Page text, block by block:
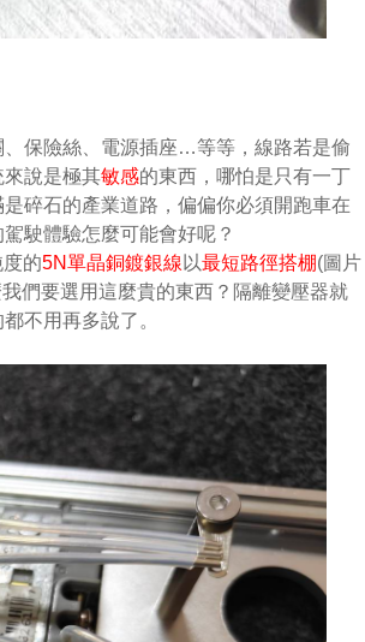
保險絲、電源插座…等等，線路若是偷
說是極其敏感的東西，哪怕是只有一丁
是碎石的產業道路，偏偏你必須開跑車在
駛體驗怎麼可能會好呢？
的5N單晶銅鍍銀線 以最短路徑搭棚(圖片
們要選用這麼貴的東西？隔離變壓器就
不用再多說了。